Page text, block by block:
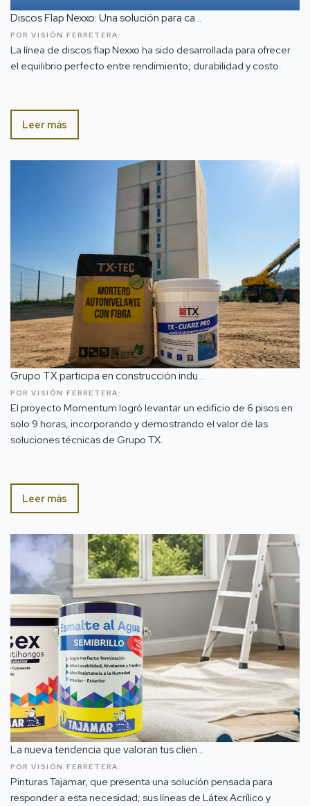
Discos Flap Nexxo: Una solución para ca...
POR VISIÓN FERRETERA:
La línea de discos flap Nexxo ha sido desarrollada para ofrecer
el equilibrio perfecto entre rendimiento, durabilidad y costo.
Leer más
Grupo TX participa en construcción indu...
POR VISIÓN FERRETERA:
El proyecto Momentum logró levantar un edificio de 6 pisos en
solo 9 horas, incorporando y demostrando el valor de las
soluciones técnicas de Grupo TX.
Leer más
La nueva tendencia que valoran tus clien...
POR VISIÓN FERRETERA:
Pinturas Tajamar, que presenta una solución pensada para
responder a esta necesidad; sus líneas de Látex Acrílico y